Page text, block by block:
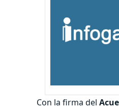
Con la firma del